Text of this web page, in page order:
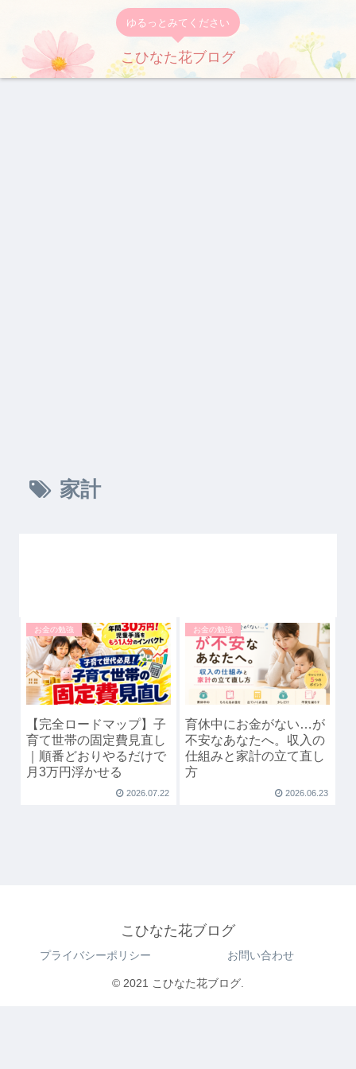
ゆるっとみてください
こひなた花ブログ
家計
お金の勉強
【完全ロードマップ】子
育て世帯の固定費見直し
｜順番どおりやるだけで
月3万円浮かせる
2026.07.22
お金の勉強
育休中にお金がない…が
不安なあなたへ。収入の
仕組みと家計の立て直し
方
2026.06.23
こひなた花ブログ
プライバシーポリシー お問い合わせ
© 2021 こひなた花ブログ.